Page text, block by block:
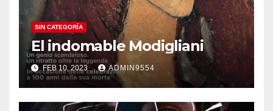
SIN CATEGORÍA
El indomable Modigliani
FEB 10, 2023 ADMIN9554